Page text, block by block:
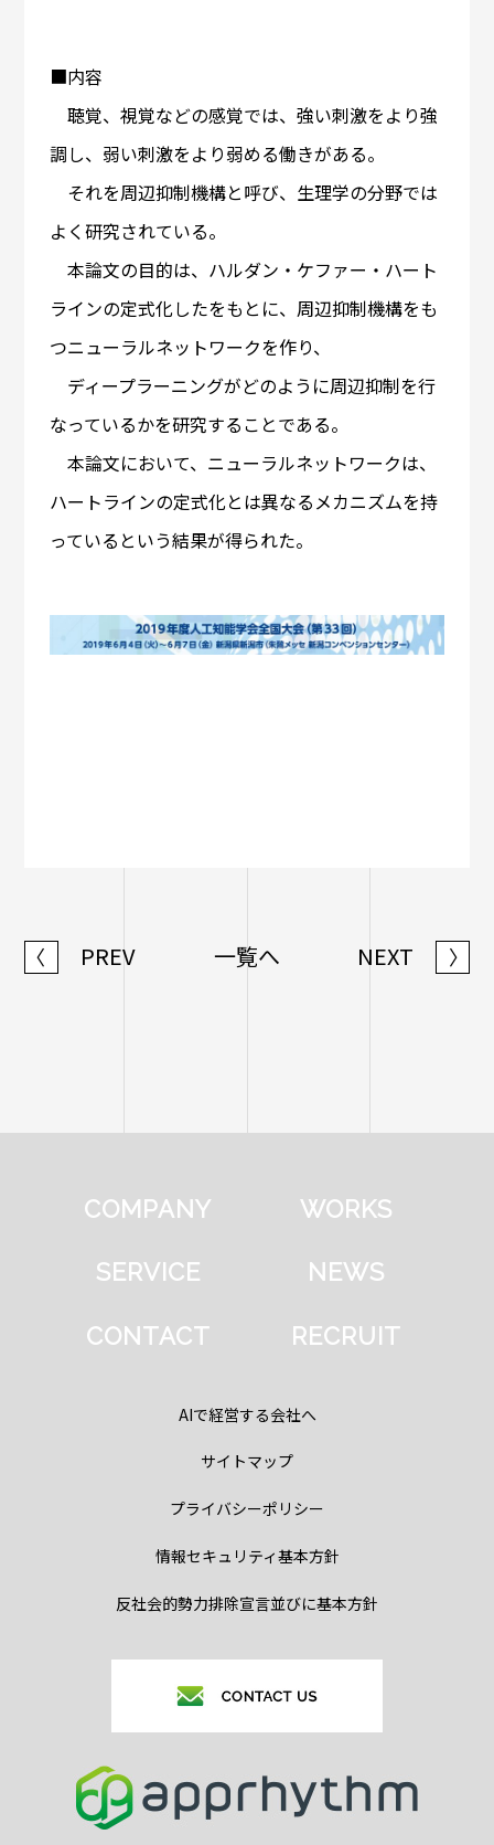
■内容
聴覚、視覚などの感覚では、強い刺激をより強
調し、弱い刺激をより弱める働きがある。
それを周辺抑制機構と呼び、生理学の分野では
よく研究されている。
本論文の目的は、ハルダン・ケファー・ハート
ラインの定式化したをもとに、周辺抑制機構をも
つニューラルネットワークを作り、
ディープラーニングがどのように周辺抑制を行
なっているかを研究することである。
本論文において、ニューラルネットワークは、
ハートラインの定式化とは異なるメカニズムを持
っているという結果が得られた。
〈 PREV 一覧へ NEXT 〉
COMPANY WORKS
SERVICE NEWS
CONTACT RECRUIT
AIで経営する会社へ
サイトマップ
プライバシーポリシー
情報セキュリティ基本方針
反社会的勢力排除宣言並びに基本方針